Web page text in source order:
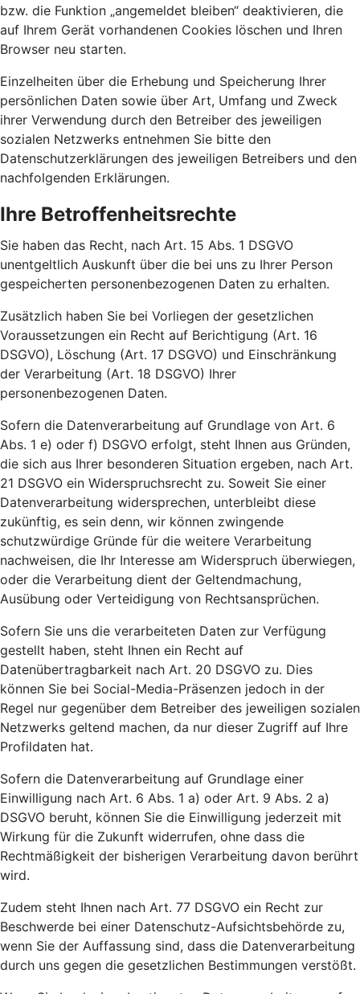
bzw. die Funktion „angemeldet bleiben“ deaktivieren, die
auf Ihrem Gerät vorhandenen Cookies löschen und Ihren
Browser neu starten.
Einzelheiten über die Erhebung und Speicherung Ihrer
persönlichen Daten sowie über Art, Umfang und Zweck
ihrer Verwendung durch den Betreiber des jeweiligen
sozialen Netzwerks entnehmen Sie bitte den
Datenschutzerklärungen des jeweiligen Betreibers und den
nachfolgenden Erklärungen.
Ihre Betroffenheitsrechte
Sie haben das Recht, nach Art. 15 Abs. 1 DSGVO
unentgeltlich Auskunft über die bei uns zu Ihrer Person
gespeicherten personenbezogenen Daten zu erhalten.
Zusätzlich haben Sie bei Vorliegen der gesetzlichen
Voraussetzungen ein Recht auf Berichtigung (Art. 16
DSGVO), Löschung (Art. 17 DSGVO) und Einschränkung
der Verarbeitung (Art. 18 DSGVO) Ihrer
personenbezogenen Daten.
Sofern die Datenverarbeitung auf Grundlage von Art. 6
Abs. 1 e) oder f) DSGVO erfolgt, steht Ihnen aus Gründen,
die sich aus Ihrer besonderen Situation ergeben, nach Art.
21 DSGVO ein Widerspruchsrecht zu. Soweit Sie einer
Datenverarbeitung widersprechen, unterbleibt diese
zukünftig, es sein denn, wir können zwingende
schutzwürdige Gründe für die weitere Verarbeitung
nachweisen, die Ihr Interesse am Widerspruch überwiegen,
oder die Verarbeitung dient der Geltendmachung,
Ausübung oder Verteidigung von Rechtsansprüchen.
Sofern Sie uns die verarbeiteten Daten zur Verfügung
gestellt haben, steht Ihnen ein Recht auf
Datenübertragbarkeit nach Art. 20 DSGVO zu. Dies
können Sie bei Social-Media-Präsenzen jedoch in der
Regel nur gegenüber dem Betreiber des jeweiligen sozialen
Netzwerks geltend machen, da nur dieser Zugriff auf Ihre
Profildaten hat.
Sofern die Datenverarbeitung auf Grundlage einer
Einwilligung nach Art. 6 Abs. 1 a) oder Art. 9 Abs. 2 a)
DSGVO beruht, können Sie die Einwilligung jederzeit mit
Wirkung für die Zukunft widerrufen, ohne dass die
Rechtmäßigkeit der bisherigen Verarbeitung davon berührt
wird.
Zudem steht Ihnen nach Art. 77 DSGVO ein Recht zur
Beschwerde bei einer Datenschutz-Aufsichtsbehörde zu,
wenn Sie der Auffassung sind, dass die Datenverarbeitung
durch uns gegen die gesetzlichen Bestimmungen verstößt.